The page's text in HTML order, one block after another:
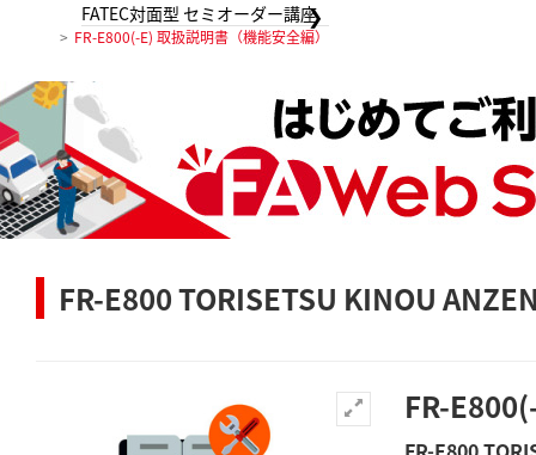
FATEC対面型 セミオーダー講座
FR-E800(-E) 取扱説明書（機能安全編）
FR-E800 TORISETSU KINOU
FR-